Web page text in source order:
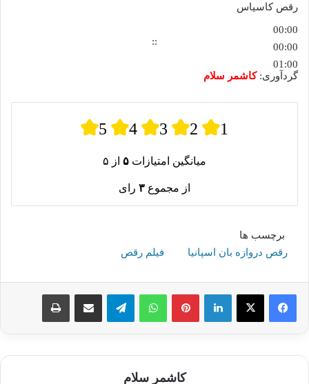
00:00
00:00
01:00
رقص کاسیاس
::
گردآوری:کاشمر سلام
5 4 3 2 1
میانگین امتیازات ۵ از ۵
از مجموع ۳ رای
برچسب ها
رقص دروازه بان اسپانیا
فیلم رقص
لینکدین پینترستواتس آپ تلگرام اشتراک گذاری از طریق ایمیل چاپ
کاشمر سلام